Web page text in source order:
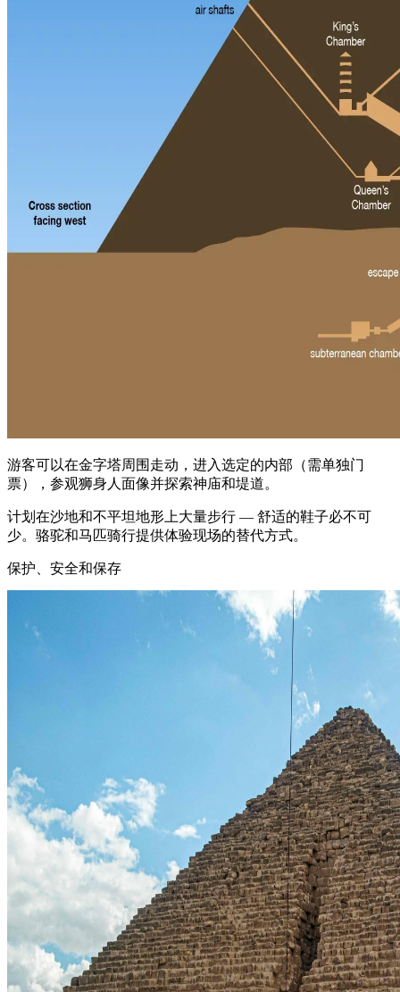
游客可以在金字塔周围走动，进入选定的内部（需单独门
票），参观狮身人面像并探索神庙和堤道。
计划在沙地和不平坦地形上大量步行 — 舒适的鞋子必不可
少。骆驼和马匹骑行提供体验现场的替代方式。
保护、安全和保存